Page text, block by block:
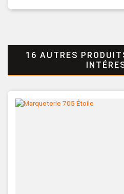
16 AUTRES